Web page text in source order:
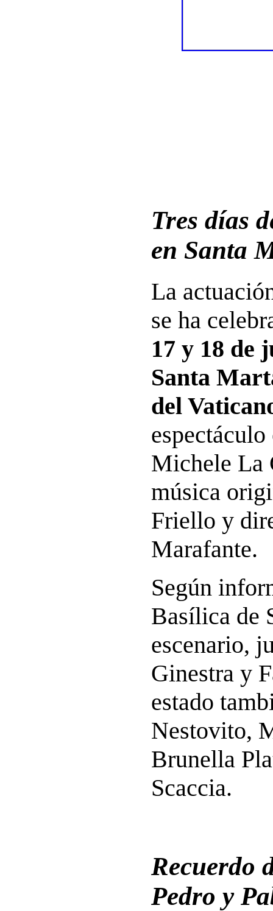
Tres días
en Santa
La
se ha
17 y 18 de
Santa
del
Michele La
música
Friello y
Marafante.
Según
Basílica de
escenario,
Ginestra y
estado
Nestovito,
Brunella
Scaccia.
Recuerdo
Pedro y